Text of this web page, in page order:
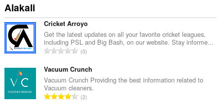
Alakali
Cricket Arroyo
Get the latest updates on all your favorite cricket leagues,
including PSL and Big Bash, on our website. Stay informe...
T
p
l
a
m
0
Vacuum Crunch
Vacuum Crunch Providing the best information related to
Vacuum cleaners.
T2